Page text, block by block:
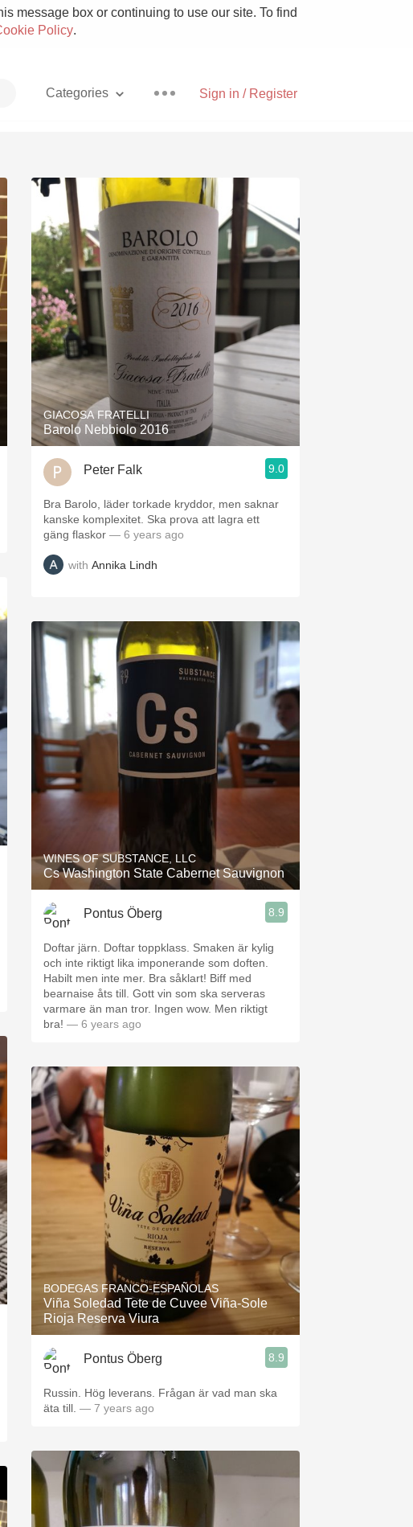
message box or continuing to use our site. To find
Policy.
Sign in / Register
Categories
Pizza
With Goat Cheese
Unicorn
Hops
Sour Beer
Islay
GIACOSA FRATELLI
Barolo Nebbiolo 2016
Peter Falk 9.0
Bra Barolo, läder torkade kryddor, men saknar
kanske komplexitet. Ska prova att lagra ett
gäng flaskor — 6 years ago
with Annika Lindh
WINES OF SUBSTANCE, LLC
Cs Washington State Cabernet Sauvignon
Pontus Öberg 8.9
Doftar järn. Doftar toppklass. Smaken är kylig
och inte riktigt lika imponerande som doften.
Habilt men inte mer. Bra såklart! Biff med
bearnaise åts till. Gott vin som ska serveras
varmare än man tror. Ingen wow. Men riktigt
bra! — 6 years ago
BODEGAS FRANCO-ESPAÑOLAS
Viña Soledad Tete de Cuvee Viña-Sole
Rioja Reserva Viura
Pontus Öberg 8.9
Russin. Hög leverans. Frågan är vad man ska
äta till. — 7 years ago